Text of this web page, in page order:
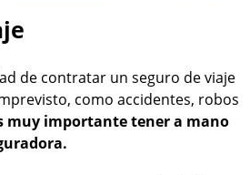
de contratar un seguro de viaje
como accidentes, robos
muy importante tener a mano